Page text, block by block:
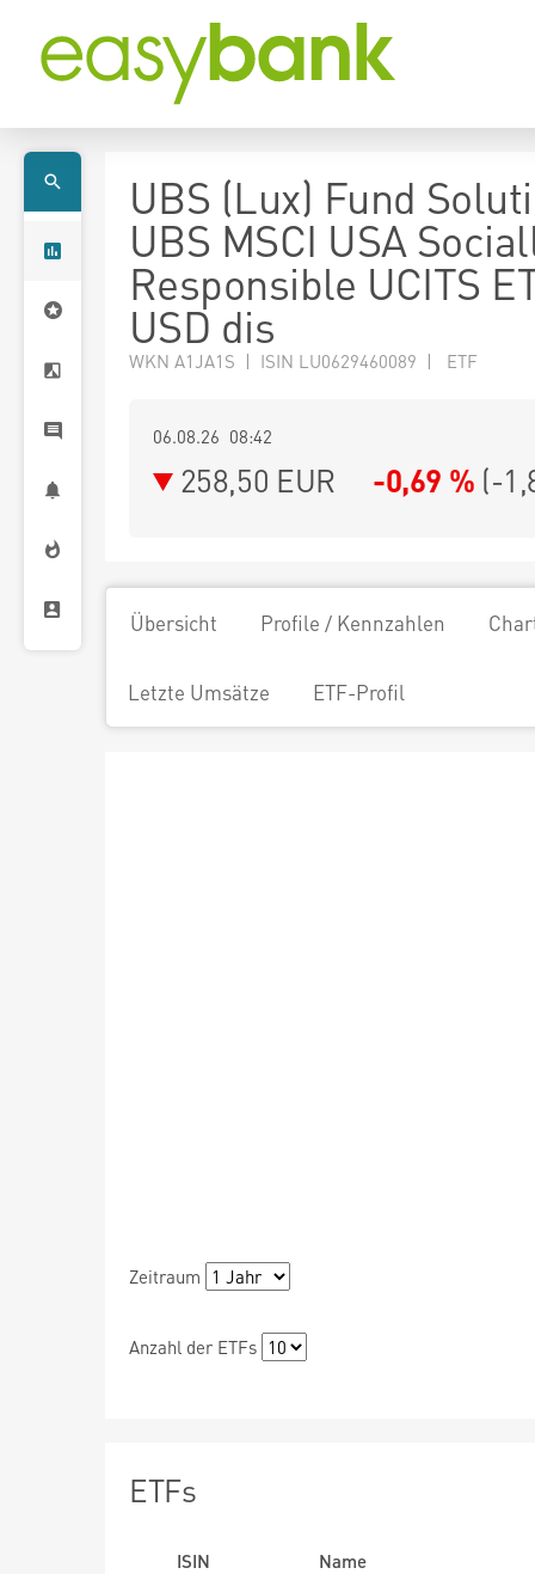
UBS (Lux) Fund
UBS MSCI USA
Responsible UCITS
USD dis
WKN A1JA1S | ISIN LU0629460089 | ETF
06.08.26 08:42
258,50 EUR -0,69 % (-
Übersicht Profile / Kennzahlen
Letzte Umsätze ETF-Profil
Zeitraum
Anzahl der ETFs
ETFs
ISIN
Name